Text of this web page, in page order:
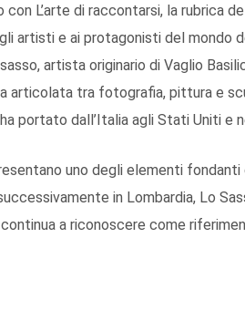
L’arte di raccontarsi, la rubrica
artisti e ai protagonisti del mondo
artista originario di Vaglio
articolata tra fotografia, pittura e
portato dall’Italia agli Stati Uniti e
uno degli elementi
in Lombardia, Lo
a riconoscere come